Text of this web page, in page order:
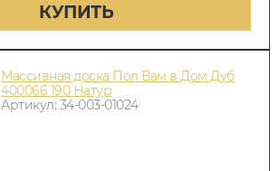
КУПИТЬ
Массивная доска Пол Вам в Дом Дуб
400066 190 Натур
Артикул: 34-003-01024